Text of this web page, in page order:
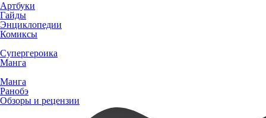
Артбуки
Гайды
Энциклопедии
Комиксы
Супергероика
Манга
Манга
Ранобэ
Обзоры и рецензии